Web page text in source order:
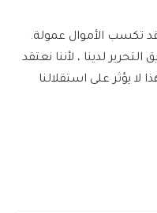
تكسب الأموال عمولة.
لدينا ، لأننا نعتقد
يؤثر على استقلالنا